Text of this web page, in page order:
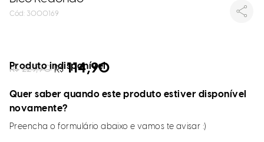
: 3000169
R$ 229,90 R$ 114,90
Produto indisponível
Quer saber quando este produto estiver disponível
novamente?
Preencha o formulário abaixo e vamos te avisar :)